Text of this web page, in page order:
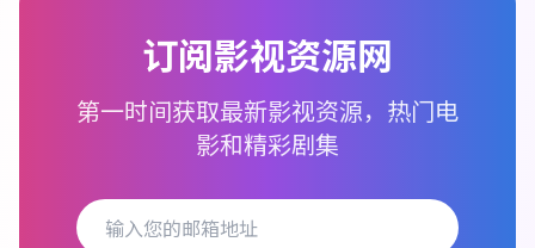
订阅影视资源网
第一时间获取最新影视资源，热门电
影和精彩剧集